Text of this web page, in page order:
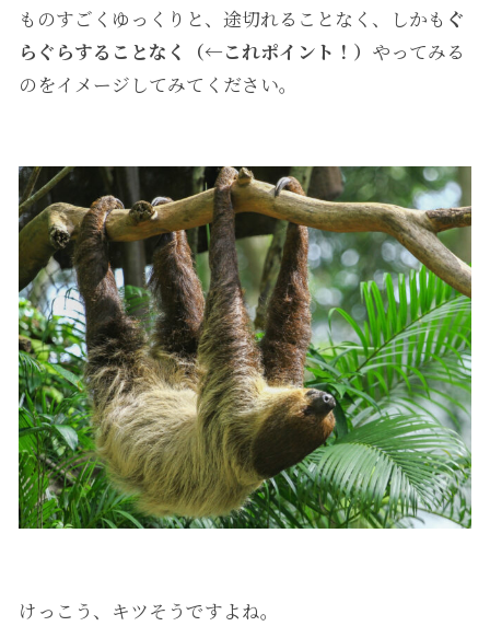
ものすごくゆっくりと、途切れることなく、しかも ぐ
らぐらすることなく（←これポイント！） やってみる
のをイメージしてみてください。
けっこう、キツそうですよね。